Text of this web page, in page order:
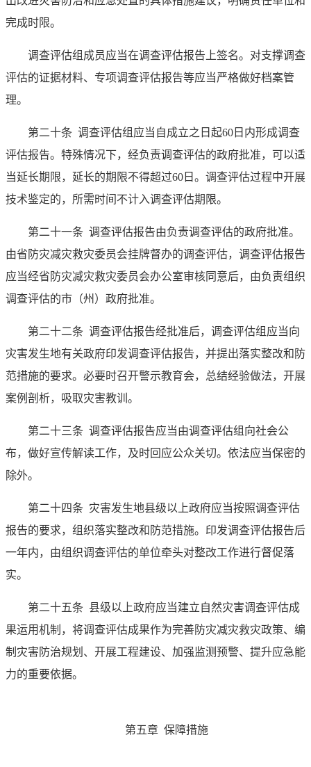
完成时限。
调查评估组成员应当在调查评估报告上签名。对支撑调查
评估的证据材料、专项调查评估报告等应当严格做好档案管
理。
第二十条 调查评估组应当自成立之日起60日内形成调查
评估报告。特殊情况下，经负责调查评估的政府批准，可以适
当延长期限，延长的期限不得超过60日。调查评估过程中开展
技术鉴定的，所需时间不计入调查评估期限。
第二十一条 调查评估报告由负责调查评估的政府批准。
由省防灾减灾救灾委员会挂牌督办的调查评估，调查评估报告
应当经省防灾减灾救灾委员会办公室审核同意后，由负责组织
调查评估的市（州）政府批准。
第二十二条 调查评估报告经批准后，调查评估组应当向
灾害发生地有关政府印发调查评估报告，并提出落实整改和防
范措施的要求。必要时召开警示教育会，总结经验做法，开展
案例剖析，吸取灾害教训。
第二十三条 调查评估报告应当由调查评估组向社会公
布，做好宣传解读工作，及时回应公众关切。依法应当保密的
除外。
第二十四条 灾害发生地县级以上政府应当按照调查评估
报告的要求，组织落实整改和防范措施。印发调查评估报告后
一年内，由组织调查评估的单位牵头对整改工作进行督促落
实。
第二十五条 县级以上政府应当建立自然灾害调查评估成
果运用机制，将调查评估成果作为完善防灾减灾救灾政策、编
制灾害防治规划、开展工程建设、加强监测预警、提升应急能
力的重要依据。
第五章 保障措施